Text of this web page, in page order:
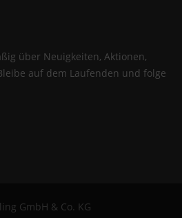
über Neuigkeiten, Aktionen,
auf dem Laufenden und folge
GmbH & Co. KG